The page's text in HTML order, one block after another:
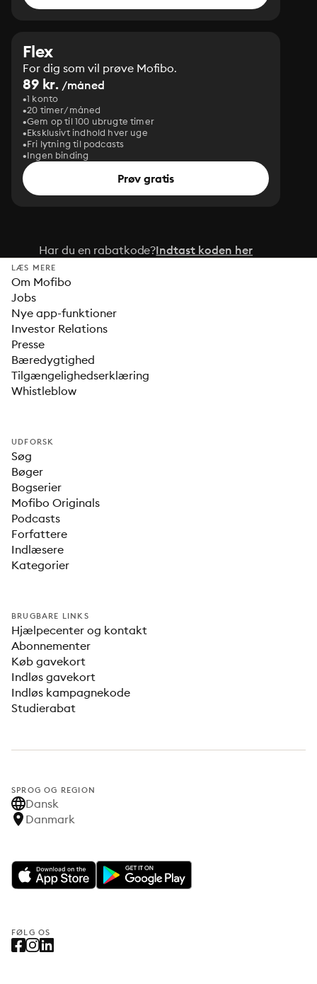
Flex
For dig som vil prøve Mofibo.
89 kr. /måned
1 konto
20 timer/måned
Gem op til 100 ubrugte timer
Eksklusivt indhold hver uge
Fri lytning til podcasts
Ingen binding
Prøv gratis
Har du en rabatkode?Indtast koden her
LÆS MERE
Om Mofibo
Jobs
Nye app-funktioner
Investor Relations
Presse
Bæredygtighed
Tilgængelighedserklæring
Whistleblow
UDFORSK
Søg
Bøger
Bogserier
Mofibo Originals
Podcasts
Forfattere
Indlæsere
Kategorier
BRUGBARE LINKS
Hjælpecenter og kontakt
Abonnementer
Køb gavekort
Indløs gavekort
Indløs kampagnekode
Studierabat
SPROG OG REGION
Dansk
Danmark
FØLG OS